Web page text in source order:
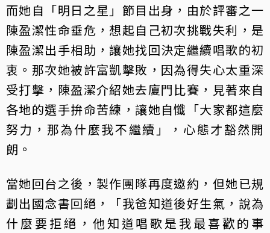
而她自「明日之星」節目出身，由於評審之一
陳盈潔性命垂危，想起自己初次挑戰失利，是
陳盈潔出手相助，讓她找回決定繼續唱歌的初
衷。那次她被許富凱擊敗，因為得失心太重深
受打擊，陳盈潔介紹她去廈門比賽，見著來自
各地的選手拚命苦練，讓她自懺「大家都這麼
努力，那為什麼我不繼續」，心態才豁然開
朗。
當她回台之後，製作團隊再度邀約，但她已規
劃出國念書回絕，「我爸知道後好生氣，說為
什麼要拒絕，他知道唱歌是我最喜歡的事